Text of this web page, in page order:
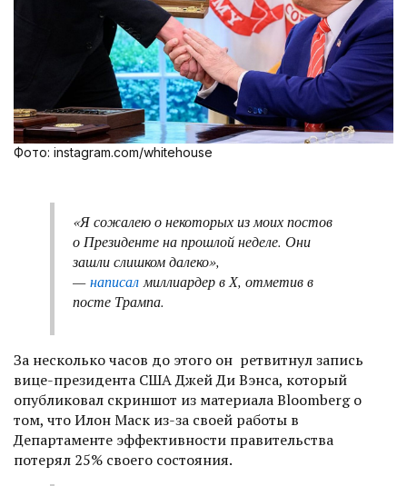
Фото: instagram.com/whitehouse
«Я сожалею о некоторых из моих постов
о Президенте на прошлой неделе. Они
зашли слишком далеко»,
—написал миллиардер в Х, отметив в
посте Трампа.
За несколько часов до этого он ретвитнул запись
вице-президента США Джей Ди Вэнса, который
опубликовал скриншот из материала Bloomberg о
том, что Илон Маск из-за своей работы в
Департаменте эффективности правительства
потерял 25% своего состояния.